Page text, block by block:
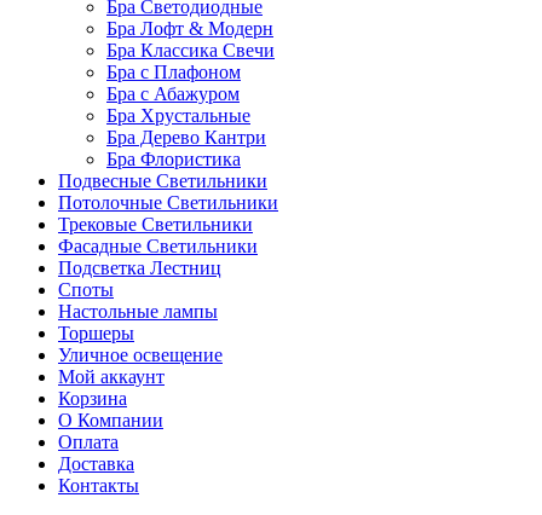
Бра Светодиодные
Бра Лофт & Модерн
Бра Классика Свечи
Бра с Плафоном
Бра с Абажуром
Бра Хрустальные
Бра Дерево Кантри
Бра Флористика
Подвесные Светильники
Потолочные Светильники
Трековые Светильники
Фасадные Светильники
Подсветка Лестниц
Споты
Настольные лампы
Торшеры
Уличное освещение
Мой аккаунт
Корзина
О Компании
Оплата
Доставка
Контакты